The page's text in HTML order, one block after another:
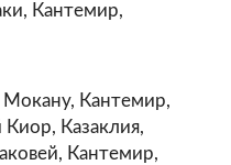
Кантемир,
Кантемир,
Казаклия,
Кантемир,